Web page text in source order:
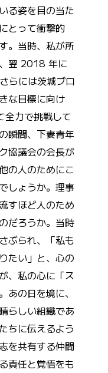
る姿を目の当た
とって衝撃的
。当時、私が所
翌 2018 年に
らには茨城ブロ
な目標に向け
全力で挑戦して
瞬間、下妻青年
協議会の会長が
の人のためにこ
しょうか。理事
すほど人のため
だろうか。当時
ぶられ、「私も
たい」と、心の
、私の心に「ス
あの日を境に、
らしい組織であ
ちに伝えるよう
を共有する仲間
責任と覚悟をも